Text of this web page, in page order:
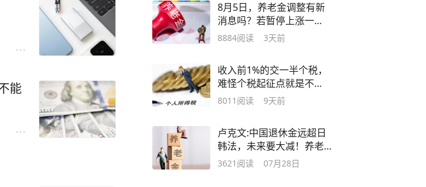
银行的长期大额存单和
没有太大的利率走势
给投保人的，而是增
内每年都有现金净流
上
介
能
8月5日，养老金调整有新
消息吗？若暂停上涨一
年，理由是否充分？
8884阅读 3天前
收入前1%的交一半个税，
难怪个税起征点就是不
涨，再提高没人交了
8011 阅读 9天前
卢克文:中国退休金远超日
韩法，未来要大减！养老
金替代率近60%？
3621 阅读 07月28日